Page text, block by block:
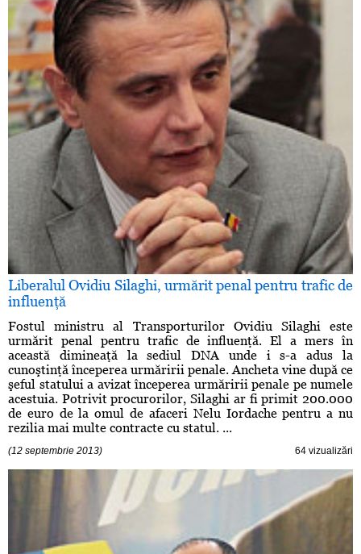
Liberalul Ovidiu Silaghi, urmărit penal pentru trafic de
influenţă
Fostul ministru al Transporturilor Ovidiu Silaghi este
urmărit penal pentru trafic de influenţă. El a mers în
această dimineaţă la sediul DNA unde i s-a adus la
cunoştinţă începerea urmăririi penale. Ancheta vine după ce
şeful statului a avizat începerea urmăririi penale pe numele
acestuia. Potrivit procurorilor, Silaghi ar fi primit 200.000
de euro de la omul de afaceri Nelu Iordache pentru a nu
rezilia mai multe contracte cu statul. ...
(12 septembrie 2013) 64 vizualizări